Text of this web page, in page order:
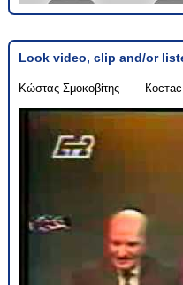
Look video, clip and/or
Κώστας Σμοκοβίτης